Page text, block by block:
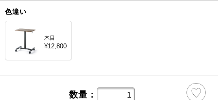
色違い
木目
¥12,800
数量：